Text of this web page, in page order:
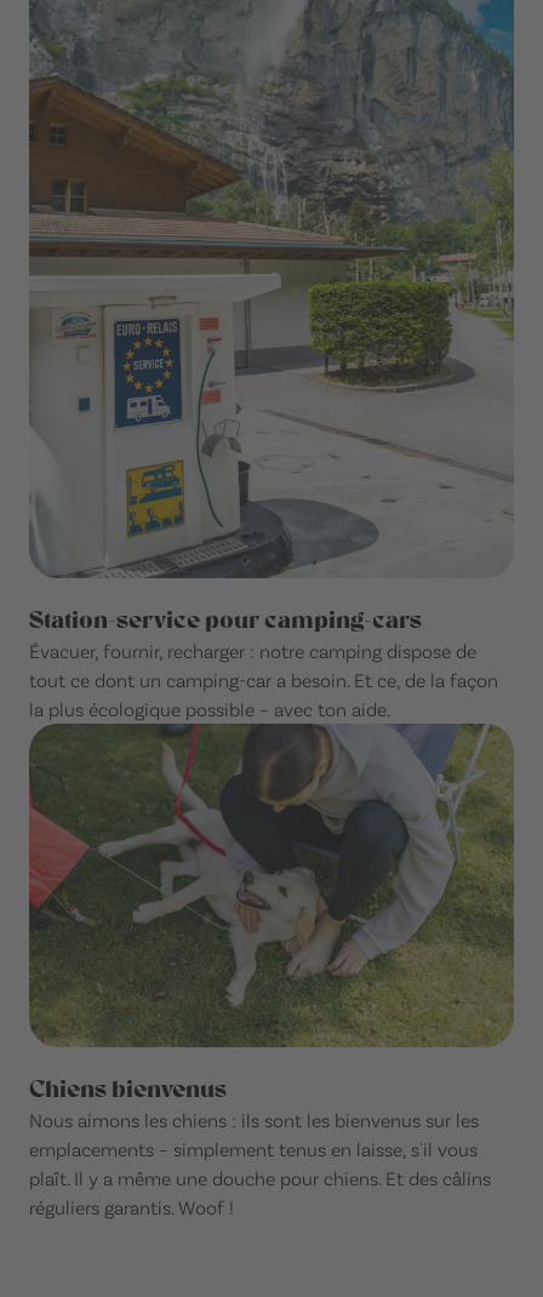
Station-service pour camping-cars
Évacuer, fournir, recharger : notre camping dispose de
tout ce dont un camping-car a besoin. Et ce, de la façon
la plus écologique possible – avec ton aide.
Chiens bienvenus
Nous aimons les chiens : ils sont les bienvenus sur les
emplacements – simplement tenus en laisse, s'il vous
plaît. Il y a même une douche pour chiens. Et des câlins
réguliers garantis. Woof !